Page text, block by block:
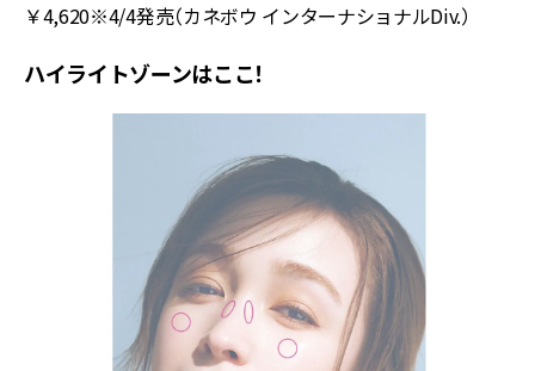
￥4,620※4/4発売（カネボウ インターナショナルDiv.）
ハイライトゾーンはここ！